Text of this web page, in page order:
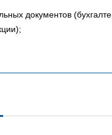
документов